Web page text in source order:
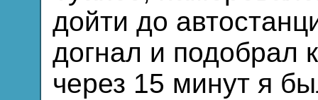
дойти до
догнал и подобрал
через 15 минут я